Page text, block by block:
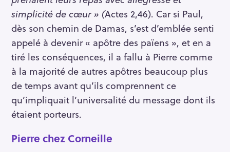
simplicité de cœur » (Actes 2,46). Car si Paul,
dès son chemin de Damas, s’est d’emblée senti
appelé à devenir « apôtre des païens », et en a
tiré les conséquences, il a fallu à Pierre comme
à la majorité de autres apôtres beaucoup plus
de temps avant qu’ils comprennent ce
qu’impliquait l’universalité du message dont ils
étaient porteurs.
Pierre chez Corneille